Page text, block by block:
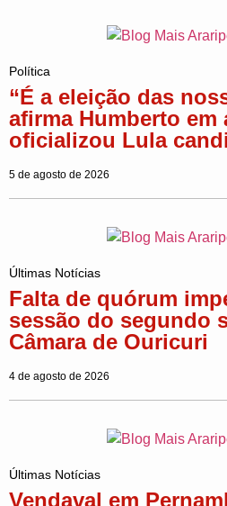
Política
“É a eleição das
afirma Humberto em
oficializou Lula
5 de agosto de 2026
Últimas Notícias
Falta de quórum
sessão do segundo
Câmara de Ouricuri
4 de agosto de 2026
Últimas Notícias
Vendaval em